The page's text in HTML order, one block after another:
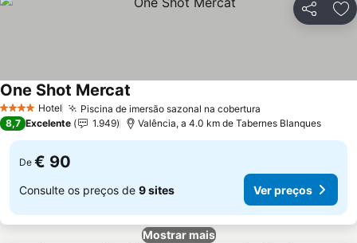
Partilhar
4 EstrelasHotel Piscina de imersão sazonal na cobertura
One Shot Mercat
8,7 Excelente 1.949 Valência, a 4.0 km de Tabernes Blanques
De € 90
Consulte os preços de 9 sites Ver preços
Mostrar mais